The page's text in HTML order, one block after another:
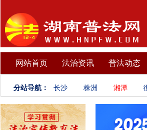
网站首页 法治资讯 普法动态
分站导航： 长沙 株洲 湘潭